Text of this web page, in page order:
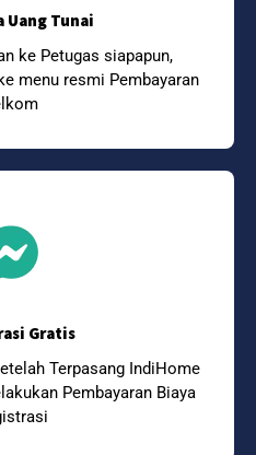
Uang Tunai
ke Petugas siapapun,
menu resmi Pembayaran
Gratis
Terpasang IndiHome
Pembayaran Biaya